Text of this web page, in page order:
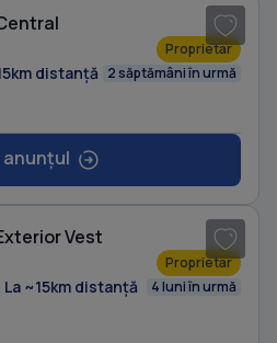
Proprietar
distanță 2 săptămâni în urmă
anunțul
Vest
Proprietar
La ~15km distanță 4 luni în urmă